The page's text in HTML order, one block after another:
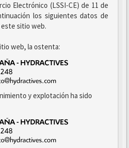
Electrónico (LSSI-CE) de 11 de
los siguientes datos de
sitio web.
web, la ostenta:
y explotación ha sido